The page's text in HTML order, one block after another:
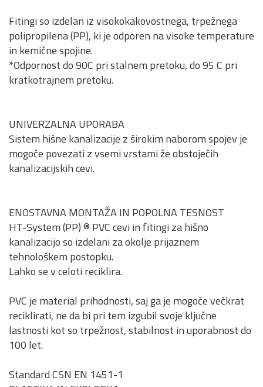
Fitingi so izdelan iz visokokakovostnega, trpežnega
polipropilena (PP), ki je odporen na visoke temperature
in kemične spojine.
*Odpornost do 90C pri stalnem pretoku, do 95 C pri
kratkotrajnem pretoku.
UNIVERZALNA UPORABA
Sistem hišne kanalizacije z širokim naborom spojev je
mogoče povezati z vsemi vrstami že obstoječih
kanalizacijskih cevi.
ENOSTAVNA MONTAŽA IN POPOLNA TESNOST
HT-System (PP) ® PVC cevi in fitingi za hišno
kanalizacijo so izdelani za okolje prijaznem
tehnološkem postopku.
Lahko se v celoti reciklira.
PVC je material prihodnosti, saj ga je mogoče večkrat
reciklirati, ne da bi pri tem izgubil svoje ključne
lastnosti kot so trpežnost, stabilnost in uporabnost do
100 let.
Standard CSN EN 1451-1